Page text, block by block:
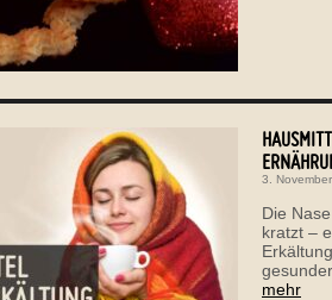
3.
Die
kratzt –
mehr